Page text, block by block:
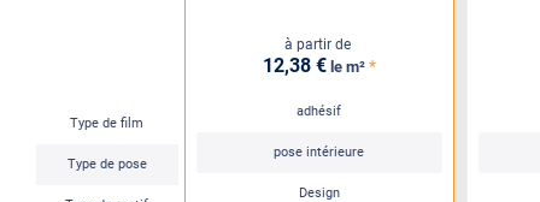
Type de film
Type de pose
à partir de
12,38 € le m² *
adhésif
pose intérieure
Design